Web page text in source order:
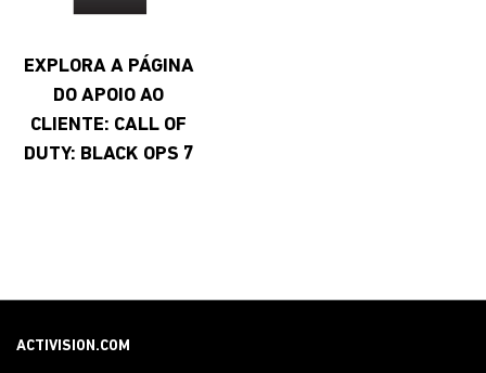
EXPLORA A PÁGINA
DO APOIO AO
CLIENTE: CALL OF
DUTY: BLACK OPS 7
ACTIVISION.COM